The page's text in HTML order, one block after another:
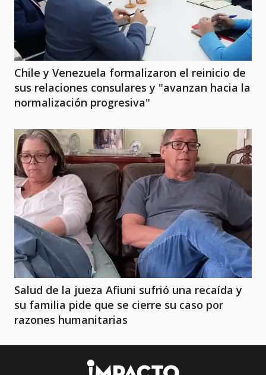
Chile y Venezuela formalizaron el reinicio de
sus relaciones consulares y "avanzan hacia la
normalización progresiva"
Salud de la jueza Afiuni sufrió una recaída y
su familia pide que se cierre su caso por
razones humanitarias